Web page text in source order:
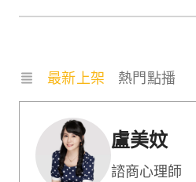
最新上架 熱門點播
盧美妏
諮商心理師